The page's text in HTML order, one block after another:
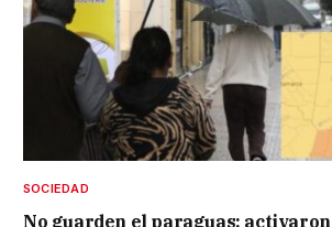
SOCIEDAD
No guarden el paraguas: